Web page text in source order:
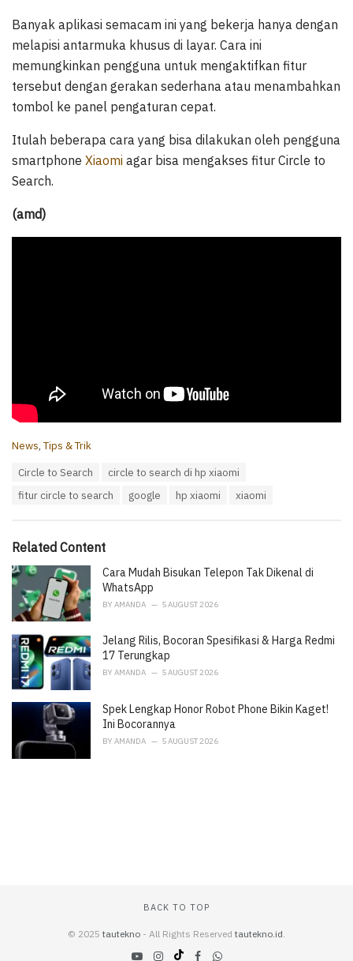
Banyak aplikasi semacam ini yang bekerja hanya dengan
melapisi antarmuka khusus di layar. Cara ini
memungkinkan pengguna untuk mengaktifkan fitur
tersebut dengan gerakan sederhana atau menambahkan
tombol ke panel pengaturan cepat.
Itulah beberapa cara yang bisa dilakukan oleh pengguna
smartphone Xiaomi agar bisa mengakses fitur Circle to
Search.
(amd)
C
i
s
:
News,Tips & Trik
Circle to Search
circle to search di hp xiaomi
fitur circle to search
google hp xiaomi xiaomi
Related Content
Cara Mudah Bisukan Telepon Tak Dikenal di
WhatsApp
BY AMANDA 5 AUGUST 2026
Jelang Rilis, Bocoran Spesifikasi & Harga Redmi
17 Terungkap
BY AMANDA 5 AUGUST 2026
Spek Lengkap Honor Robot Phone Bikin Kaget!
Ini Bocorannya
BY AMANDA 5 AUGUST 2026
BACK TO TOP
© 2025 tautekno - All Rights Reserved tautekno.id